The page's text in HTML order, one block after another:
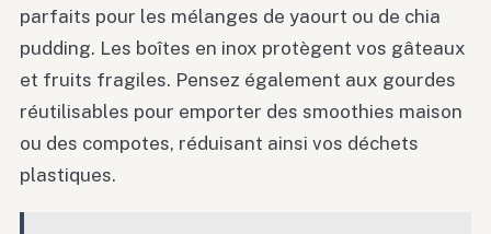
parfaits pour les mélanges de yaourt ou de chia
pudding. Les boîtes en inox protègent vos gâteaux
et fruits fragiles. Pensez également aux gourdes
réutilisables pour emporter des smoothies maison
ou des compotes, réduisant ainsi vos déchets
plastiques.